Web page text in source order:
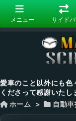
メニュー サイド
愛車のこと以外にも色
くださって感謝いたし
ホーム > 自動